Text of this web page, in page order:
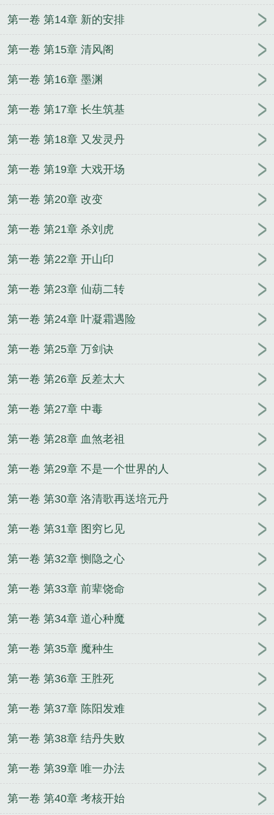
第一卷 第14章 新的安排
第一卷 第15章 清风阁
第一卷 第16章 墨渊
第一卷 第17章 长生筑基
第一卷 第18章 又发灵丹
第一卷 第19章 大戏开场
第一卷 第20章 改变
第一卷 第21章 杀刘虎
第一卷 第22章 开山印
第一卷 第23章 仙葫二转
第一卷 第24章 叶凝霜遇险
第一卷 第25章 万剑诀
第一卷 第26章 反差太大
第一卷 第27章 中毒
第一卷 第28章 血煞老祖
第一卷 第29章 不是一个世界的人
第一卷 第30章 洛清歌再送培元丹
第一卷 第31章 图穷匕见
第一卷 第32章 恻隐之心
第一卷 第33章 前辈饶命
第一卷 第34章 道心种魔
第一卷 第35章 魔种生
第一卷 第36章 王胜死
第一卷 第37章 陈阳发难
第一卷 第38章 结丹失败
第一卷 第39章 唯一办法
第一卷 第40章 考核开始